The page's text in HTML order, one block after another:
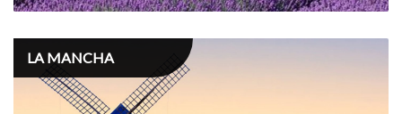
LA MANCHA